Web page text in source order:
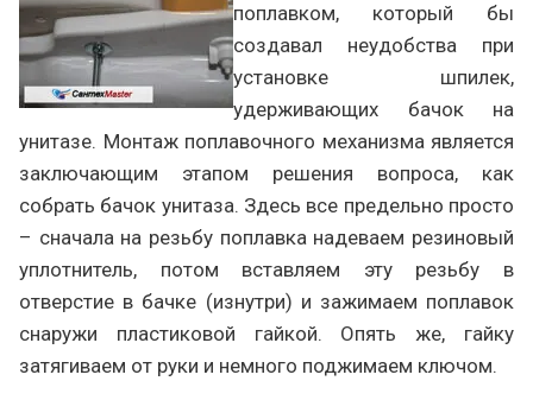
поплавком, который бы
создавал неудобства при
установке шпилек,
удерживающих бачок на
унитазе. Монтаж поплавочного механизма является
заключающим этапом решения вопроса, как
собрать бачок унитаза. Здесь все предельно просто
– сначала на резьбу поплавка надеваем резиновый
уплотнитель, потом вставляем эту резьбу в
отверстие в бачке (изнутри) и зажимаем поплавок
снаружи пластиковой гайкой. Опять же, гайку
затягиваем от руки и немного поджимаем ключом.